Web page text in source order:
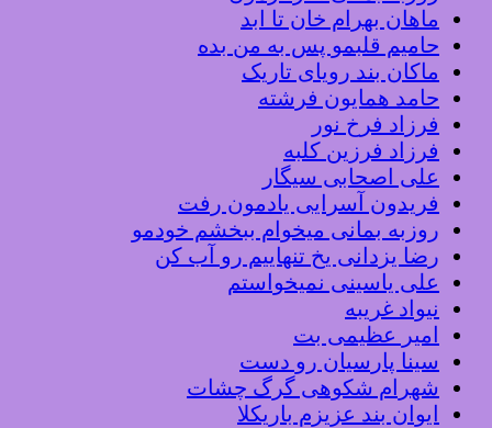
ماهان بهرام خان تا ابد
حامیم قلبمو پس به من بده
ماکان بند رویای تاریک
حامد همایون فرشته
فرزاد فرخ نور
فرزاد فرزین کلبه
علی اصحابی سیگار
فریدون آسرایی یادمون رفت
روزبه بمانی میخوام ببخشم خودمو
رضا یزدانی یخ تنهاییم رو آب کن
علی یاسینی نمیخواستم
نیواد غریبه
امیر عظیمی بت
سینا پارسیان رو دست
شهرام شکوهی گرگ چشات
ایوان بند عزیزم باریکلا